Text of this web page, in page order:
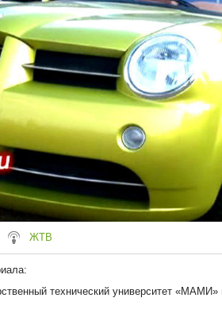
ЖТВ
:
технический университет